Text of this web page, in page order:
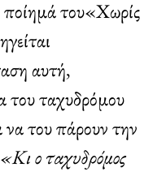
του«Χωρίς
αυτή,
του ταχυδρόμου
του πάρουν την
«Κι ο ταχυδρόμος